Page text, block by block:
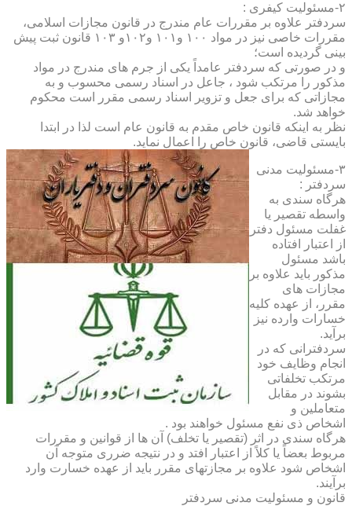
۲-مسئولیت کیفری :
سردفتر علاوه بر مقررات عام مندرج در قانون مجازات اسلامی،
مقررات خاصی نیز در مواد ۱۰۰ و۱۰۱ و۱۰۲و ۱۰۳ قانون ثبت پیش
بینی گردیده است؛
و در صورتی که سردفتر عامداً یکی از جرم های مندرج در مواد
مذکور را مرتکب شود ، جاعل در اسناد رسمی محسوب و به
مجازاتی که برای جعل و تزویر اسناد رسمی مقرر است محکوم
خواهد شد.
نظر به اینکه قانون خاص مقدم به قانون عام است لذا در ابتدا
بایستی قاضی، قانون خاص را اعمال نماید.
۳-مسئولیت مدنی
سردفتر :
هرگاه سندی به
واسطه تقصیر یا
غفلت مسئول دفتر
از اعتبار افتاده
باشد مسئول
مذکور باید علاوه بر
مجازات های
مقرر، از عهده کلیه
خسارات وارده نیز
برآید.
سردفترانی که در
انجام وظایف خود
مرتکب تخلفاتی
بشوند در مقابل
متعاملین و
اشخاص ذی نفع مسئول خواهند بود .
هرگاه سندی در اثر (تقصیر یا تخلف) آن ها از قوانین و مقررات
مربوط بعضاً یا کلاً از اعتبار افتد و در نتیجه ضرری متوجه آن
اشخاص شود علاوه بر مجازتهای مقرر باید از عهده خسارت وارد
برآیند.
قانون و مسئولیت مدنی سردفتر